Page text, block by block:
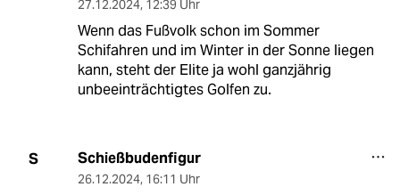
27.12.2024, 12:39 Uhr
Wenn das Fußvolk schon im Sommer
Schifahren und im Winter in der Sonne liegen
kann, steht der Elite ja wohl ganzjährig
unbeeinträchtigtes Golfen zu.
S Schießbudenfigur
26.12.2024, 16:11 Uhr